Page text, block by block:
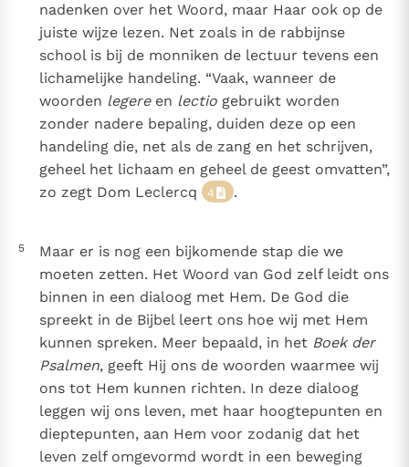
nadenken over het Woord, maar Haar ook op de
juiste wijze lezen. Net zoals in de rabbijnse
school is bij de monniken de lectuur tevens een
lichamelijke handeling. “Vaak, wanneer de
woorden legereen lectiogebruikt worden
zonder nadere bepaling, duiden deze op een
handeling die, net als de zang en het schrijven,
geheel het lichaam en geheel de geest omvatten”,
zo zegt Dom Leclercq
4 .
5
Maar er is nog een bijkomende stap die we
moeten zetten. Het Woord van God zelf leidt ons
binnen in een dialoog met Hem. De God die
spreekt in de Bijbel leert ons hoe wij met Hem
kunnen spreken. Meer bepaald, in het Boek der
Psalmen, geeft Hij ons de woorden waarmee wij
ons tot Hem kunnen richten. In deze dialoog
leggen wij ons leven, met haar hoogtepunten en
dieptepunten, aan Hem voor zodanig dat het
leven zelf omgevormd wordt in een beweging